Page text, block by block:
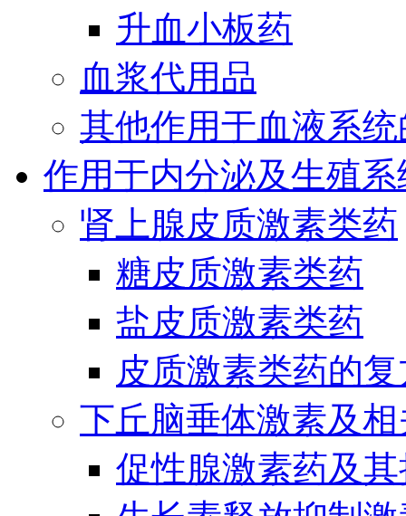
升血小板药
血浆代用品
其他作用于血液系
作用于内分泌及生殖
肾上腺皮质激素类药
糖皮质激素类药
盐皮质激素类药
皮质激素类药的
下丘脑垂体激素及
促性腺激素药及